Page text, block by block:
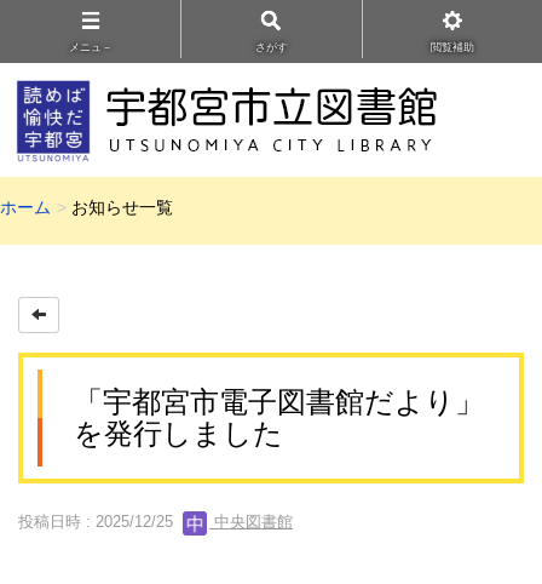
メニュ－ さがす 閲覧補助
ホーム お知らせ一覧
「宇都宮市電子図書館だより」
を発行しました
投稿日時 : 2025/12/25 中央図書館